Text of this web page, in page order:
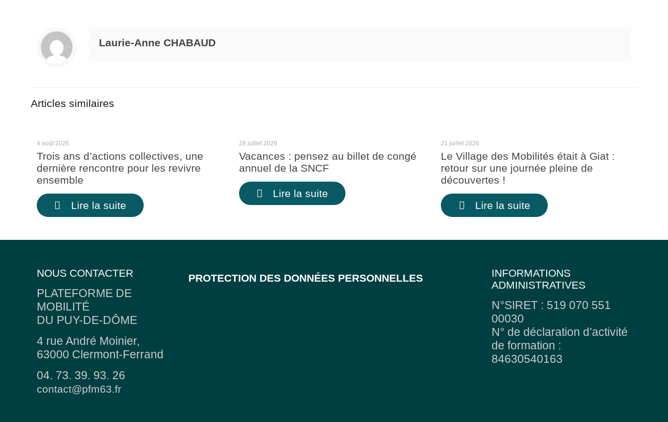
Laurie-Anne CHABAUD
Articles similaires
4 août 2026
Trois ans d’actions collectives, une
dernière rencontre pour les revivre
ensemble
Lire la suite
28 juillet 2026
Vacances : pensez au billet de congé
annuel de la SNCF
Lire la suite
21 juillet 2026
Le Village des Mobilités était à Giat :
retour sur une journée pleine de
découvertes !
Lire la suite
NOUS CONTACTER
PLATEFORME DE
MOBILITÉ
DU PUY-DE-DÔME
4 rue André Moinier,
63000 Clermont-Ferrand
04. 73. 39. 93. 26
contact@pfm63.fr
PROTECTION DES DONNÉES PERSONNELLES
INFORMATIONS
ADMINISTRATIVES
N°SIRET : 519 070 551
00030
N° de déclaration d’activité
de formation :
84630540163